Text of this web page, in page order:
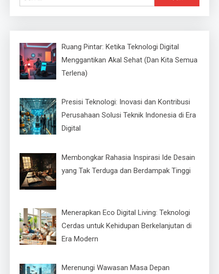
untuk:
Ruang Pintar: Ketika Teknologi Digital
Menggantikan Akal Sehat (Dan Kita Semua
Terlena)
Presisi Teknologi: Inovasi dan Kontribusi
Perusahaan Solusi Teknik Indonesia di Era
Digital
Membongkar Rahasia Inspirasi Ide Desain
yang Tak Terduga dan Berdampak Tinggi
Menerapkan Eco Digital Living: Teknologi
Cerdas untuk Kehidupan Berkelanjutan di
Era Modern
Merenungi Wawasan Masa Depan